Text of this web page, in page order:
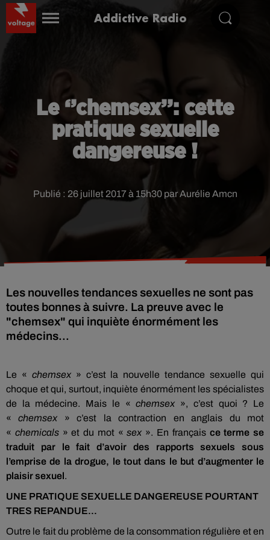
Addictive Radio
Le ‘’chemsex’’: cette
pratique sexuelle
dangereuse !
Publié : 26 juillet 2017 à 15h30 par Aurélie Amcn
Les nouvelles tendances sexuelles ne sont pas
toutes bonnes à suivre. La preuve avec le
"chemsex" qui inquiète énormément les
médecins...
Le « chemsex» c’est la nouvelle tendance sexuelle qui
choque et qui, surtout, inquiète énormément les spécialistes
de la médecine. Mais le «chemsex », c’est quoi ? Le
«chemsex » c’est la contraction en anglais du mot
« chemicals » et du mot «sex ». En français ce terme se
traduit par le fait d’avoir des rapports sexuels sous
l’emprise de la drogue, le tout dans le but d’augmenter le
plaisir sexuel.
UNE PRATIQUE SEXUELLE DANGEREUSE POURTANT
TRES REPANDUE...
Outre le fait du problème de la consommation régulière et en